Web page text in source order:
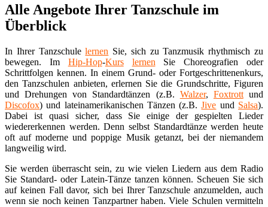
Alle Angebote Ihrer Tanzschule im
Überblick
In Ihrer Tanzschulelernen Sie, sich zu Tanzmusik rhythmisch zu
bewegen. Im Hip-Hop-Kurs lernen Sie Choreografien oder
Schrittfolgen kennen. In einem Grund- oder Fortgeschrittenenkurs,
den Tanzschulen anbieten, erlernen Sie die Grundschritte, Figuren
und Drehungen von Standardtänzen (z.B. Walzer, Foxtrottund
Discofox) und lateinamerikanischen Tänzen (z.B.Jive und Salsa).
Dabei ist quasi sicher, dass Sie einige der gespielten Lieder
wiedererkennen werden. Denn selbst Standardtänze werden heute
oft auf moderne und poppige Musik getanzt, bei der niemandem
langweilig wird.
Sie werden überrascht sein, zu wie vielen Liedern aus dem Radio
Sie Standard- oder Latein-Tänze tanzen können. Scheuen Sie sich
auf keinen Fall davor, sich bei Ihrer Tanzschule anzumelden, auch
wenn sie noch keinen Tanzpartner haben. Viele Schulen vermitteln